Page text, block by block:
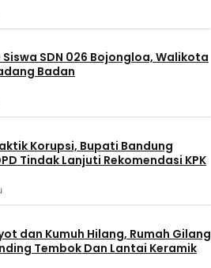
Siswa SDN 026 Bojongloa, Walikota
Badan
Korupsi, Bupati Bandung
Tindak Lanjuti Rekomendasi KPK
dan Kumuh Hilang, Rumah Gilang
Tembok Dan Lantai Keramik